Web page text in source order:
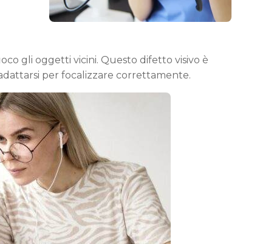
gli oggetti vicini. Questo difetto visivo è
per focalizzare correttamente.